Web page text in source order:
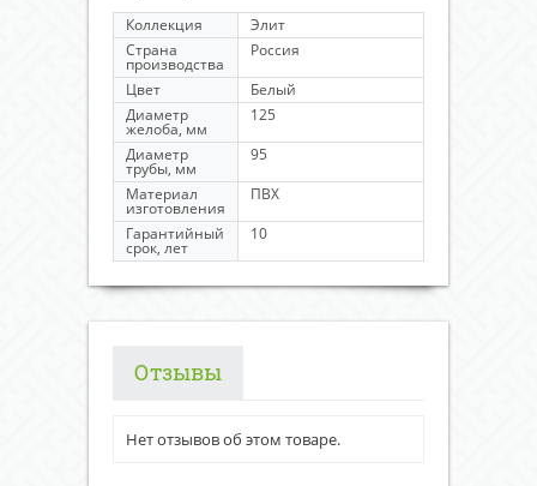
Коллекция
Элит
Страна
производства
Россия
Цвет
Белый
Диаметр
желоба, мм
125
Диаметр
трубы, мм
95
Материал
изготовления
ПВХ
Гарантийный
срок, лет
10
Отзывы
Нет отзывов об этом товаре.